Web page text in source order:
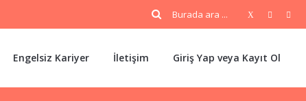
Engelsiz Kariyer İletişim Giriş Yap veya Kayıt Ol